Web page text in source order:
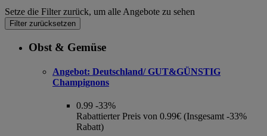
Setze die Filter zurück, um alle Angebote zu sehen
Filter zurücksetzen
Obst & Gemüse
Angebot: Deutschland/ GUT&GÜNSTIG
Champignons
0.99 -33%
Rabattierter Preis von 0.99€ (Insgesamt -33%
Rabatt)